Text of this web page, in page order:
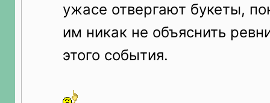
ужасе отвергают букеты,
им никак не объяснить
этого события.